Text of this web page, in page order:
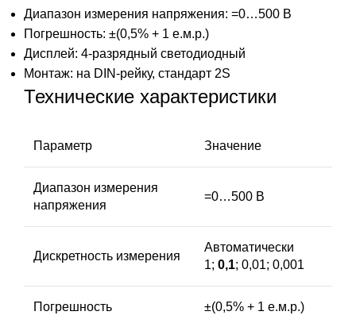
Диапазон измерения напряжения: =0…500 В
Погрешность: ±(0,5% + 1 е.м.р.)
Дисплей: 4-разрядный светодиодный
Монтаж: на DIN-рейку, стандарт 2S
Технические характеристики
Параметр Значение
Диапазон измерения
напряжения
=0…500 В
Дискретность измерения
Автоматически
1; 0,1; 0,01; 0,001
Погрешность ±(0,5% + 1 е.м.р.)